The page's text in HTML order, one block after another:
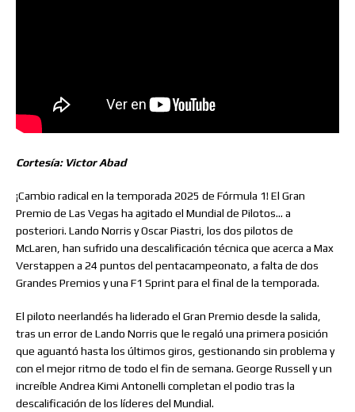
Cortesía: Victor Abad
¡Cambio radical en la temporada 2025 de Fórmula 1! El Gran
Premio de Las Vegas ha agitado el Mundial de Pilotos… a
posteriori. Lando Norris y Oscar Piastri, los dos pilotos de
McLaren, han sufrido una descalificación técnica que acerca a Max
Verstappen a 24 puntos del pentacampeonato, a falta de dos
Grandes Premios y una F1 Sprint para el final de la temporada.
El piloto neerlandés ha liderado el Gran Premio desde la salida,
tras un error de Lando Norris que le regaló una primera posición
que aguantó hasta los últimos giros, gestionando sin problema y
con el mejor ritmo de todo el fin de semana. George Russell y un
increíble Andrea Kimi Antonelli completan el podio tras la
descalificación de los líderes del Mundial.